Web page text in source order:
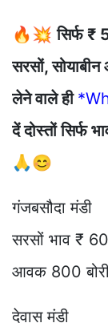
🔥💥सिर्फ ₹
सरसों, सोयाबीन
लेने वाले ही
दें दोस्तों सिर्फ
🙏😊
गंजबसौदा मंडी
सरसों भाव ₹
आवक 800
देवास मंडी